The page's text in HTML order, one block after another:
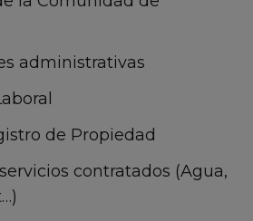
administrativas
de Propiedad
contratados (Agua,